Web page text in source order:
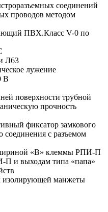
соединений
проводов методом
ПВХ.Класс V-0 по
Л63
лужение
В
поверхности трубной
прочность
фиксатор замкового
соединения с разъемом
шириной «В» клеммы РПИ-П
П и выходам типа «папа»
изолирующей манжеты